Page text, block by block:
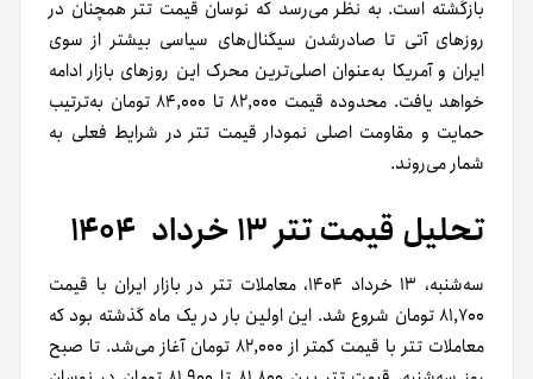
بازگشته است. به‌ نظر می‌رسد که نوسان قیمت تتر همچنان در
روزهای آتی تا صادرشدن سیگنال‌های سیاسی بیشتر از سوی
ایران و آمریکا به‌عنوان اصلی‌ترین محرک این روزهای بازار ادامه
خواهد یافت. محدوده قیمت ۸۲,۰۰۰ تا ۸۴,۰۰۰ تومان به‌ترتیب
حمایت و مقاومت اصلی نمودار قیمت تتر در شرایط فعلی به‌
شمار می‌روند.
تحلیل قیمت تتر ۱۳ خرداد ۱۴۰۴
سه‌شنبه، ۱۳ خرداد ۱۴۰۴، معاملات تتر در بازار ایران با قیمت
۸۱,۷۰۰ تومان شروع شد. این اولین بار در یک ماه گذشته بود که
معاملات تتر با قیمت کمتر از ۸۲,۰۰۰ تومان آغاز می‌شد. تا صبح